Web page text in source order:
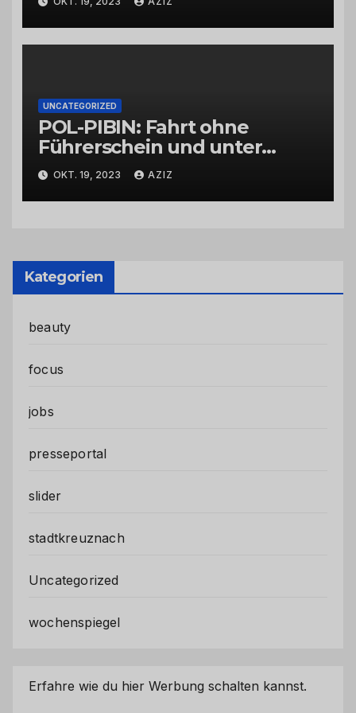
UNCATEGORIZED
POL-PIBIN: Fahrt ohne
Führerschein und unter
Einfluss von Drogen
OKT. 19, 2023 AZIZ
Kategorien
beauty
focus
jobs
presseportal
slider
stadtkreuznach
Uncategorized
wochenspiegel
Erfahre wie du hier Werbung schalten kannst.